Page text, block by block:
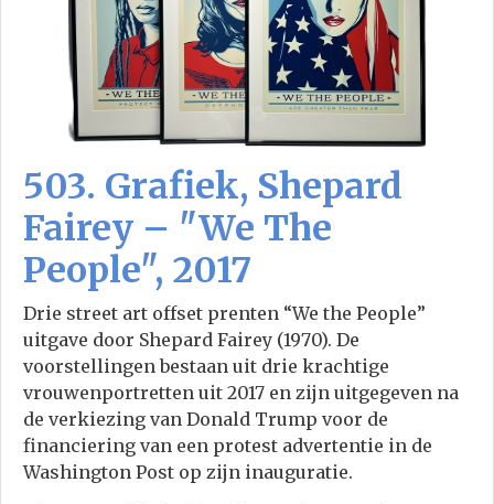
503. Grafiek, Shepard
Fairey – "We The
People", 2017
Drie street art offset prenten “We the People”
uitgave door Shepard Fairey (1970). De
voorstellingen bestaan uit drie krachtige
vrouwenportretten uit 2017 en zijn uitgegeven na
de verkiezing van Donald Trump voor de
financiering van een protest advertentie in de
Washington Post op zijn inauguratie.